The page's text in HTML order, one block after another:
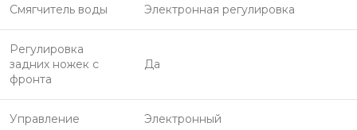
Смягчитель воды Электронная регулировка
Регулировка
задних ножек с
фронта
Да
Управление Электронный